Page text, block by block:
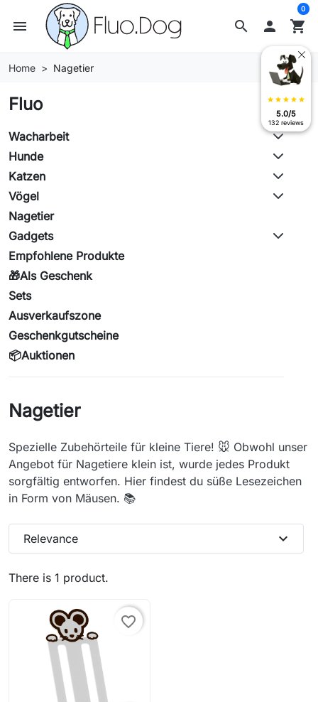
search
menu  shopping_cart
0
Home Nagetier
Fluo
Wacharbeit
Hunde
Katzen
Vögel
Nagetier
Gadgets
Empfohlene Produkte
🎁Als Geschenk
Sets
Ausverkaufszone
Geschenkgutscheine
📦Auktionen
Nagetier
Spezielle Zubehörteile für kleine Tiere! 🐭 Obwohl unser
Angebot für Nagetiere klein ist, wurde jedes Produkt
sorgfältig entworfen. Hier findest du süße Lesezeichen
in Form von Mäusen. 📚
There is 1 product.
Relevance expand_more
favorite_border
star star star star star
5.0/5
132 reviews